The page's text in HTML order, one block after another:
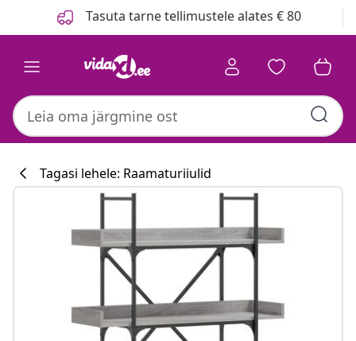
Tasuta tarne tellimustele alates € 80
#sharemevidaxl
Tagasi lehele: Raamaturiiulid